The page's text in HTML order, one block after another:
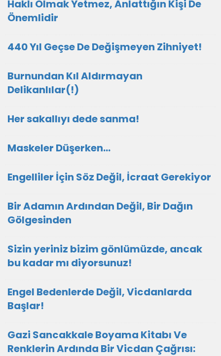
Haklı Olmak Yetmez, Anlattığın Kişi De
Önemlidir
440 Yıl Geçse De Değişmeyen Zihniyet!
Burnundan Kıl Aldırmayan
Delikanlılar(!)
Her sakallıyı dede sanma!
Maskeler Düşerken…
Engelliler İçin Söz Değil, İcraat Gerekiyor
Bir Adamın Ardından Değil, Bir Dağın
Gölgesinden
Sizin yeriniz bizim gönlümüzde, ancak
bu kadar mı diyorsunuz!
Engel Bedenlerde Değil, Vicdanlarda
Başlar!
Gazi Sancakkale Boyama Kitabı Ve
Renklerin Ardında Bir Vicdan Çağrısı: